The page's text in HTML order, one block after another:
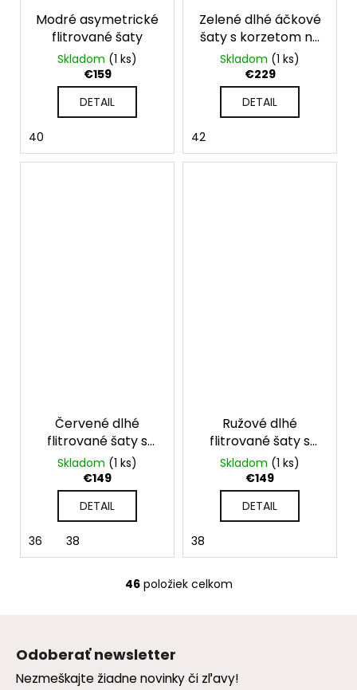
Modré asymetrické
flitrované šaty
Skladom (1 ks)
€159
DETAIL
40
Zelené dlhé áčkové
šaty s korzetom na
šnúrovačku
Skladom (1 ks)
€229
DETAIL
42
Červené dlhé
flitrované šaty s
dlhými rukávmi
Skladom (1 ks)
€149
DETAIL
36 38
Ružové dlhé
flitrované šaty s
dlhými rukávmi
Skladom (1 ks)
€149
DETAIL
38
O
a
46položiek celkom
Odoberať newsletter
Nezmeškajte žiadne novinky či zľavy!